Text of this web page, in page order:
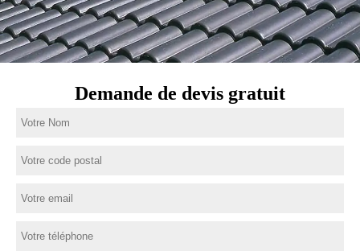
Demande de devis gratuit